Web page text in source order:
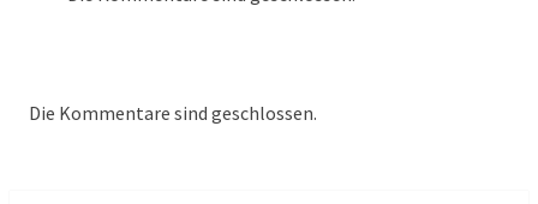
Die Kommentare sind geschlossen.